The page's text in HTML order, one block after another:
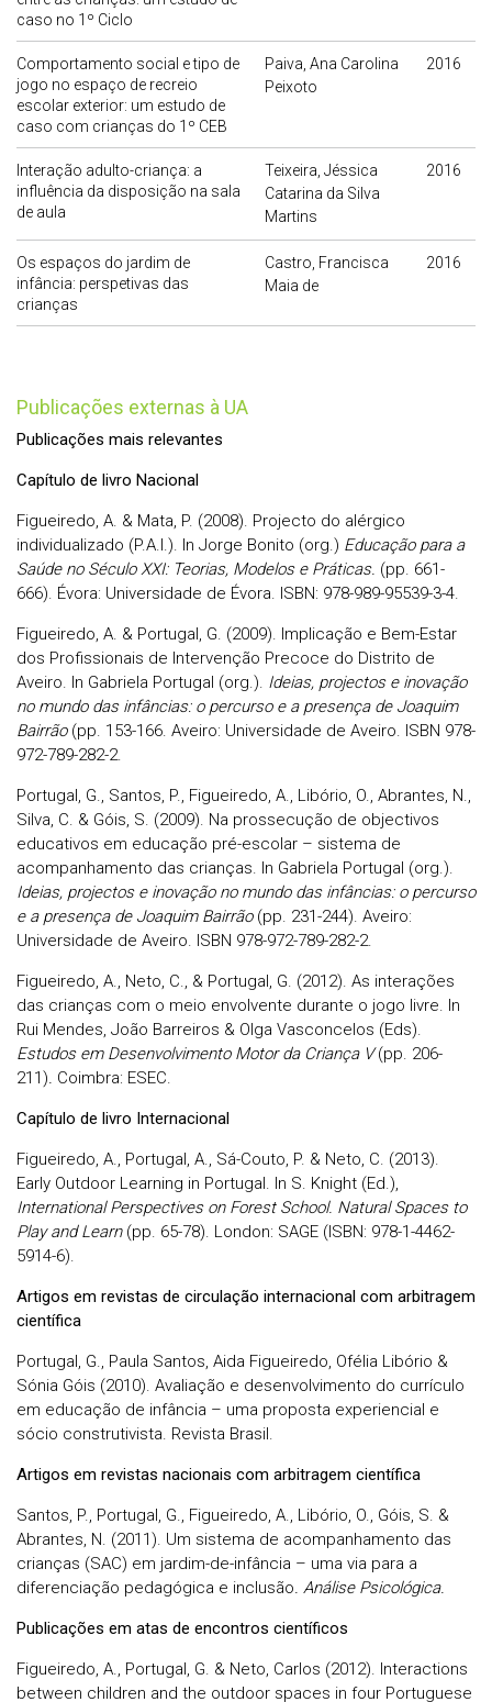
caso no 1º Ciclo
Comportamento social e tipo de
jogo no espaço de recreio
escolar exterior: um estudo de
caso com crianças do 1º CEB
Paiva, Ana Carolina
Peixoto
2016
Interação adulto-criança: a
influência da disposição na sala
de aula
Teixeira, Jéssica
Catarina da Silva
Martins
2016
Os espaços do jardim de
infância: perspetivas das
crianças
Castro, Francisca
Maia de
2016
publicações externas à UA
Publicações mais relevantes
Capítulo de livro Nacional
Figueiredo, A. & Mata, P. (2008). Projecto do alérgico
individualizado (P.A.I.). In Jorge Bonito (org.) Educação para a
Saúde no Século XXI: Teorias, Modelos e Práticas. (pp. 661-
666). Évora: Universidade de Évora. ISBN: 978-989-95539-3-4.
Figueiredo, A. & Portugal, G. (2009). Implicação e Bem-Estar
dos Profissionais de Intervenção Precoce do Distrito de
Aveiro. In Gabriela Portugal (org.). Ideias, projectos e inovação
no mundo das infâncias: o percurso e a presença de Joaquim
Bairrão(pp. 153-166. Aveiro: Universidade de Aveiro. ISBN 978-
972-789-282-2.
Portugal, G., Santos, P., Figueiredo, A., Libório, O., Abrantes, N.,
Silva, C. & Góis, S. (2009). Na prossecução de objectivos
educativos em educação pré-escolar – sistema de
acompanhamento das crianças. In Gabriela Portugal (org.).
Ideias, projectos e inovação no mundo das infâncias: o percurso
e a presença de Joaquim Bairrão(pp. 231-244). Aveiro:
Universidade de Aveiro. ISBN 978-972-789-282-2.
Figueiredo, A., Neto, C., & Portugal, G. (2012). As interações
das crianças com o meio envolvente durante o jogo livre. In
Rui Mendes, João Barreiros & Olga Vasconcelos (Eds).
Estudos em Desenvolvimento Motor da Criança V(pp. 206-
211). Coimbra: ESEC.
Capítulo de livro Internacional
Figueiredo, A., Portugal, A., Sá-Couto, P. & Neto, C. (2013).
Early Outdoor Learning in Portugal. In S. Knight (Ed.),
International Perspectives on Forest School. Natural Spaces to
Play and Learn(pp. 65-78). London: SAGE (ISBN: 978-1-4462-
5914-6).
Artigos em revistas de circulação internacional com arbitragem
científica
Portugal, G., Paula Santos, Aida Figueiredo, Ofélia Libório &
Sónia Góis (2010). Avaliação e desenvolvimento do currículo
em educação de infância – uma proposta experiencial e
sócio construtivista. Revista Brasil.
Artigos em revistas nacionais com arbitragem científica
Santos, P., Portugal, G., Figueiredo, A., Libório, O., Góis, S. &
Abrantes, N. (2011). Um sistema de acompanhamento das
crianças (SAC) em jardim-de-infância – uma via para a
diferenciação pedagógica e inclusão. Análise Psicológica.
Publicações em atas de encontros científicos
Figueiredo, A., Portugal, G. & Neto, Carlos (2012). Interactions
between children and the outdoor spaces in four Portuguese